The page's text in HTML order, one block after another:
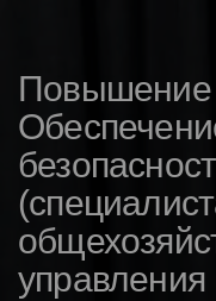
Повышение
управления